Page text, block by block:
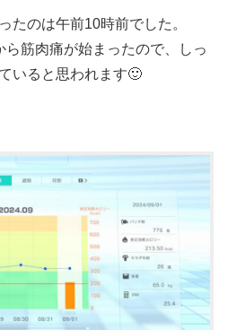
たのは午前10時前でした。
筋肉痛が始まったので、しっ
いると思われます🙂